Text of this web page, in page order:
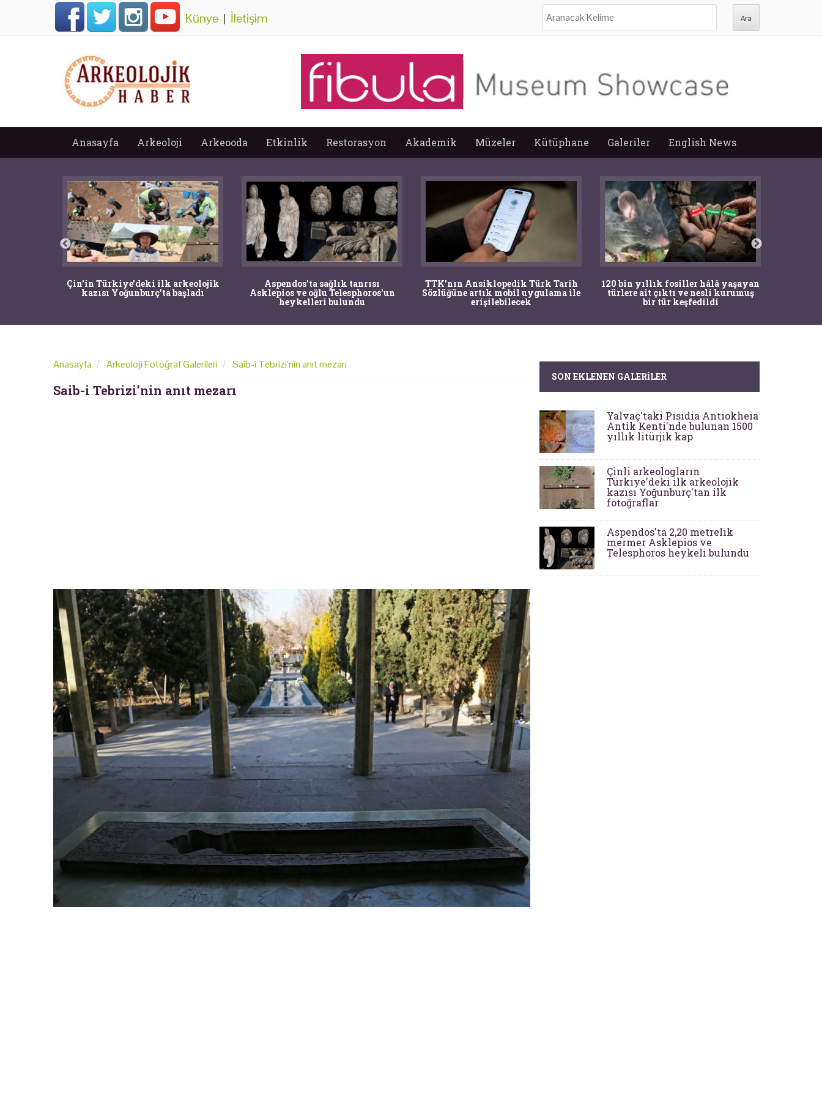
Künye | İletişim
Anasayfa Arkeoloji Arkeooda Etkinlik Restorasyon Akademik Müzeler Kütüphane Galeriler English News
Çin'in Türkiye'deki ilk arkeolojik
kazısı Yoğunburç'ta başladı
Aspendos'ta sağlık tanrısı
Asklepios ve oğlu Telesphoros'un
heykelleri bulundu
TTK'nın Ansiklopedik Türk Tarih
Sözlüğüne artık mobil uygulama ile
erişilebilecek
120 bin yıllık fosiller hâlâ yaşayan
türlere ait çıktı ve nesli kurumuş
bir tür keşfedildi
Anasayfa Arkeoloji Fotoğraf Galerileri Saib-i Tebrizi’nin anıt mezarı
Saib-i Tebrizi’nin anıt mezarı
SON EKLENEN GALERILER
Yalvaç'taki Pisidia Antiokheia
Antik Kenti'nde bulunan 1500
yıllık litürjik kap
Çinli arkeologların
Türkiye'deki ilk arkeolojik
kazısı Yoğunburç'tan ilk
fotoğraflar
Aspendos'ta 2,20 metrelik
mermer Asklepios ve
Telesphoros heykeli bulundu